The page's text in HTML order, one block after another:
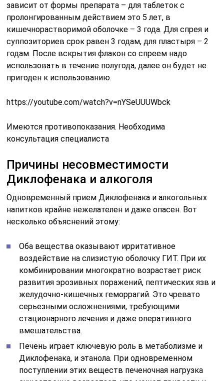
зависит от формы препарата – для таблеток с
пролонгированным действием это 5 лет, в
кишечнорастворимой оболочке – 3 года. Для спрея и
суппозиториев срок равен 3 годам, для пластыря – 2
годам. После вскрытия флакон со спреем надо
использовать в течение полугода, далее он будет не
пригоден к использованию.
https://youtube.com/watch?v=nYSeUUUWbck
Имеются противопоказания. Необходима
консультация специалиста
Причины несовместимости
Диклофенака и алкоголя
Одновременный прием Диклофенака и алкогольных
напитков крайне нежелателен и даже опасен. Вот
несколько объяснений этому:
Оба вещества оказывают ирритативное
воздействие на слизистую оболочку ГИТ. При их
комбинировании многократно возрастает риск
развития эрозивных поражений, пептических язв и
желудочно-кишечных геморрагий. Это чревато
серьезными осложнениями, требующими
стационарного лечения и даже оперативного
вмешательства.
Печень играет ключевую роль в метаболизме и
Диклофенака, и этанола. При одновременном
поступлении этих веществ печеночная нагрузка